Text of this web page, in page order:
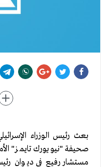
بعث رئيس الوزراء
صحيفة "نيويورك تايمز"
مستشار رفيع في ديوان